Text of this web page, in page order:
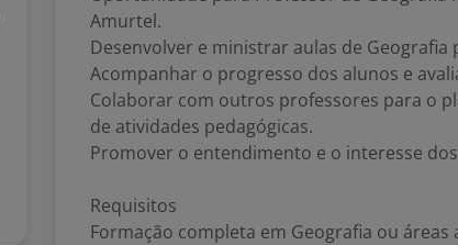
Amurtel.
Desenvolver e ministrar aulas de
Acompanhar o progresso dos alunos e
Colaborar com outros professores para o
de atividades pedagógicas.
Promover o entendimento e o interesse
Requisitos
Formação completa em Geografia ou áreas